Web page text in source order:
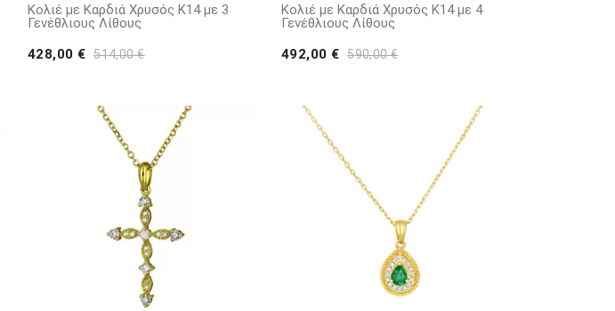
Κολιέ με Καρδιά Χρυσός Κ14 με 3
Γενέθλιους Λίθους
428,00 € 514,00 €
Κολιέ με Καρδιά Χρυσός Κ14 με 4
Γενέθλιους Λίθους
492,00 € 590,00 €